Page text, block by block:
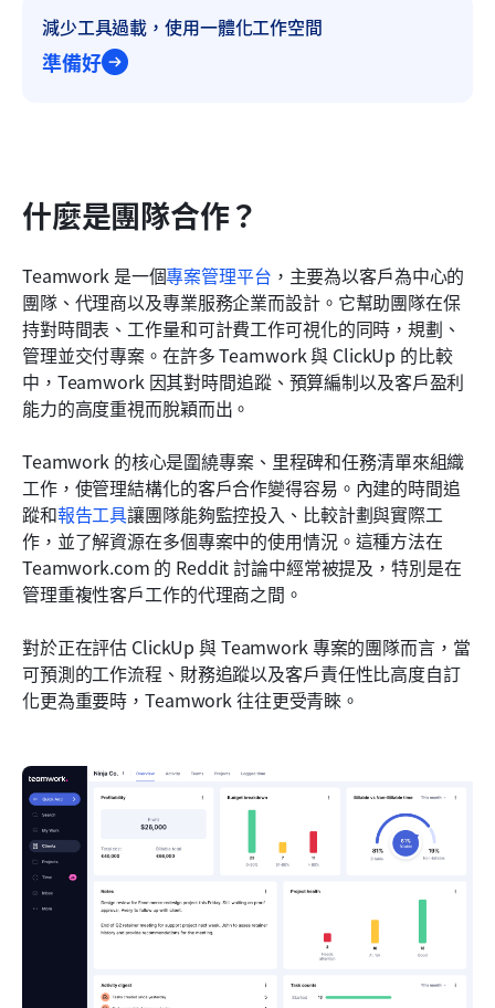
減少工具過載，使用一體化工作空間
準備好
什麼是團隊合作？
Teamwork 是一個專案管理平台 ，主要為以客戶為中心的
團隊、代理商以及專業服務企業而設計。它幫助團隊在保
持對時間表、工作量和可計費工作可視化的同時，規劃、
管理並交付專案。在許多 Teamwork 與 ClickUp 的比較
中，Teamwork 因其對時間追蹤、預算編制以及客戶盈利
能力的高度重視而脫穎而出。
Teamwork 的核心是圍繞專案、里程碑和任務清單來組織
工作，使管理結構化的客戶合作變得容易。內建的時間追
蹤和報告工具讓團隊能夠監控投入、比較計劃與實際工
作，並了解資源在多個專案中的使用情況。這種方法在
Teamwork.com 的 Reddit 討論中經常被提及，特別是在
管理重複性客戶工作的代理商之間。
對於正在評估 ClickUp 與 Teamwork 專案的團隊而言，當
可預測的工作流程、財務追蹤以及客戶責任性比高度自訂
化更為重要時，Teamwork 往往更受青睞。